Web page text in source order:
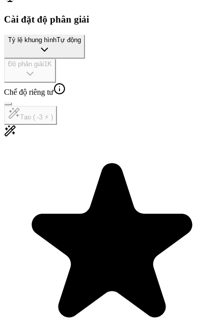
Cài đặt độ phân giải
Tỷ lệ khung hìnhTự động
Độ phân giải1K
Chế độ riêng tư
Tạo ( -3 ⚡ )